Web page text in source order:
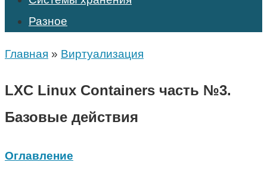
Разное
Главная » Виртуализация
LXC Linux Containers часть №3.
Базовые действия
Оглавление